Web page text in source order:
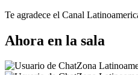
Te agradece el Canal
Ahora en la sala